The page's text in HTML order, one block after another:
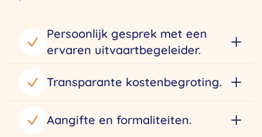
Persoonlijk gesprek met een
ervaren uitvaartbegeleider.
Transparante kostenbegroting.
Aangifte en formaliteiten.